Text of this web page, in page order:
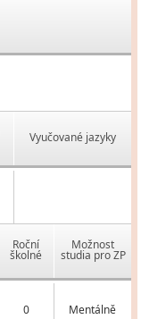
Vyučované jazyky
Roční
školné
Možnost
studia pro ZP
0 Mentálně